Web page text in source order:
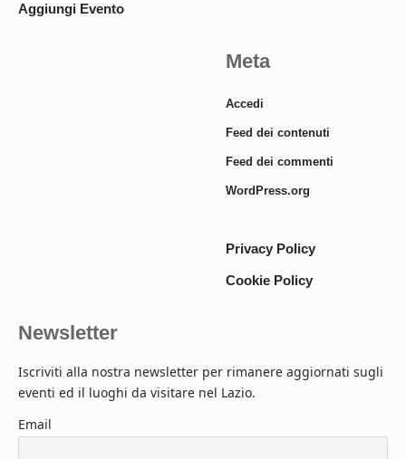
Aggiungi Evento
Meta
Accedi
Feed dei contenuti
Feed dei commenti
WordPress.org
Privacy Policy
Cookie Policy
Newsletter
Iscriviti alla nostra newsletter per rimanere aggiornati sugli
eventi ed il luoghi da visitare nel Lazio.
Email